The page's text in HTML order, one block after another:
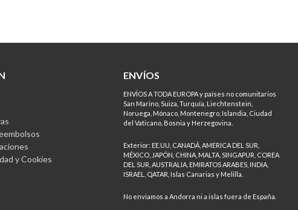
y Cookies
ENVÍOS
ENVÍOS A TODA EUROPA y países no comunitarios
San Marino, Suiza, Turquía, Liechtenstein,
Noruega, Mónaco, Montenegro, Islandia, Ciudad
del Vaticano, Bosnia y Herzegovina.
Exterior: EE.UU, CANADÁ, AMERICA DEL SUR,
MÉXICO, JAPÓN, CHINA, MALTA, SINGAPUR, COREA
DEL SUR, AUSTRALIA, EMIRATOS ARABES, INDIA,
ISRAEL, QATAR, Islas Canarias y Melilla.
No enviamos a Andorra ni a islas fuera de España.